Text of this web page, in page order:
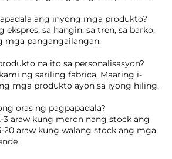
ang inyong mga produkto?
ekspres, sa hangin, sa tren, sa barko,
mga pangangailangan.
na ito sa personalisasyon?
ng sariling fabrica, Maaring i-
oras ng pagpapadala?
3 araw kung meron nang stock ang
20 araw kung walang stock ang mga